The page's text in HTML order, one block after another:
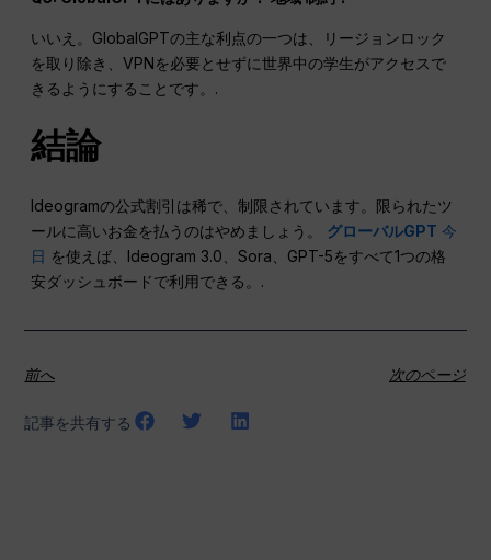
いいえ。GlobalGPTの主な利点の一つは、リージョンロック
を取り除き、VPNを必要とせずに世界中の学生がアクセスで
きるようにすることです。.
結論
Ideogramの公式割引は稀で、制限されています。限られたツ
ールに高いお金を払うのはやめましょう。 グローバルGPT 今
日 を使えば、Ideogram 3.0、Sora、GPT-5をすべて1つの格
安ダッシュボードで利用できる。.
前へ 次のページ
記事を共有する